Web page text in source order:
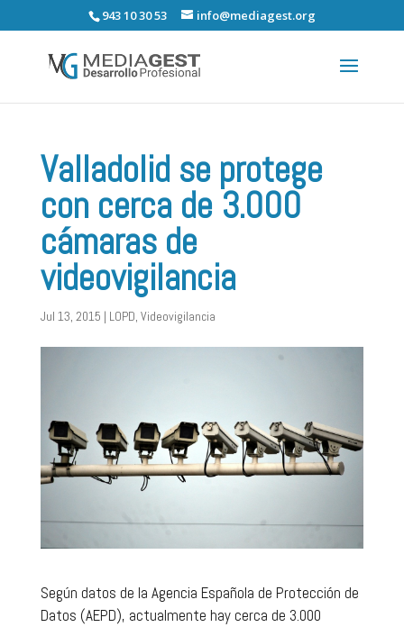
943 10 30 53 info@mediagest.org
Valladolid se protege
con cerca de 3.000
cámaras de
videovigilancia
Jul 13, 2015 | LOPD, Videovigilancia
Según datos de la Agencia Española de Protección de
Datos (AEPD), actualmente hay cerca de 3.000